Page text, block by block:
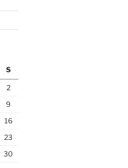
S
2
9
16
23
30